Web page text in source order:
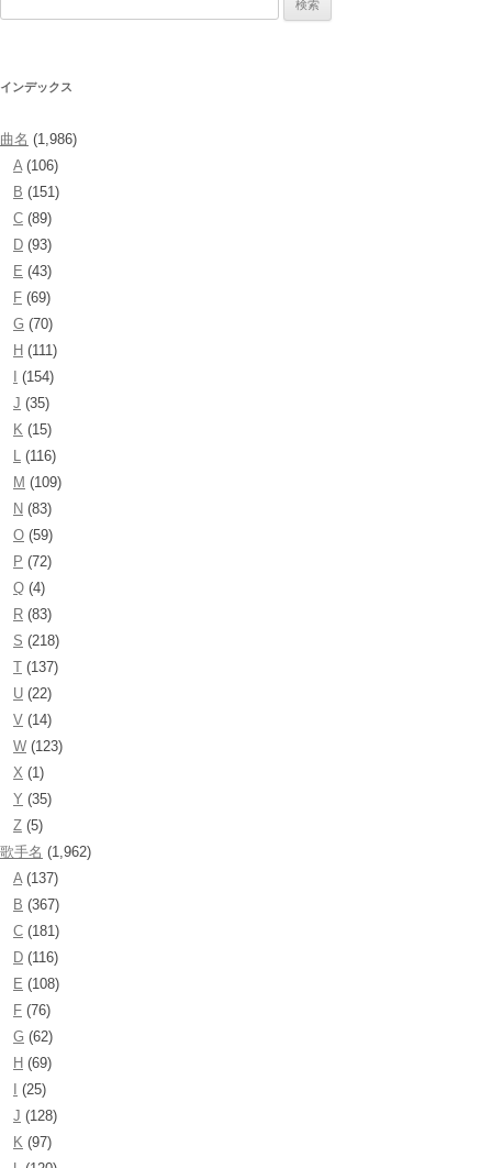
インデックス
曲名 (1,986)
A(106)
B (151)
C (89)
D (93)
E (43)
F (69)
G (70)
H (111)
(154)
J (35)
K (15)
L (116)
M (109)
N (83)
O (59)
P (72)
Q (4)
R (83)
S (218)
T (137)
U (22)
V (14)
W (123)
X (1)
Y (35)
Z (5)
歌手名 (1,962)
A(137)
B (367)
C (181)
D (116)
E (108)
F (76)
G (62)
H (69)
(25)
J (128)
K (97)